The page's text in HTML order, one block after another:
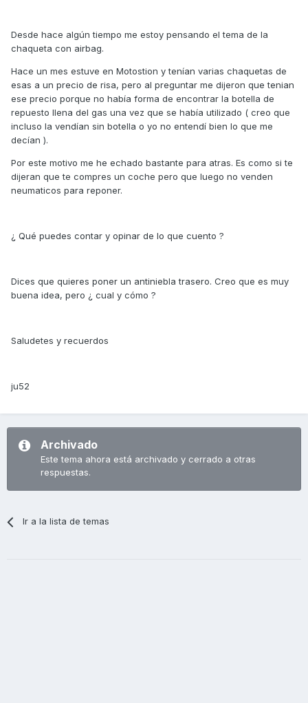
Desde hace algún tiempo me estoy pensando el tema de la
chaqueta con airbag.
Hace un mes estuve en Motostion y tenían varias chaquetas de
esas a un precio de risa, pero al preguntar me dijeron que tenian
ese precio porque no había forma de encontrar la botella de
repuesto llena del gas una vez que se había utilizado ( creo que
incluso la vendían sin botella o yo no entendí bien lo que me
decían ).
Por este motivo me he echado bastante para atras. Es como si te
dijeran que te compres un coche pero que luego no venden
neumaticos para reponer.
¿ Qué puedes contar y opinar de lo que cuento ?
Dices que quieres poner un antiniebla trasero. Creo que es muy
buena idea, pero ¿ cual y cómo ?
Saludetes y recuerdos
ju52
Archivado
Este tema ahora está archivado y cerrado a otras
respuestas.
Ir a la lista de temas